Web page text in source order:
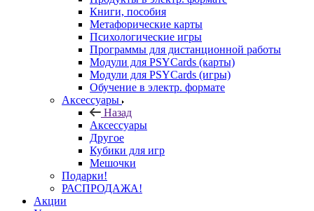
Книги, пособия
Метафорические карты
Психологические игры
Программы для дистанционной работы
Модули для PSYCards (карты)
Модули для PSYCards (игры)
Обучение в электр. формате
Аксессуары
Назад
Аксессуары
Другое
Кубики для игр
Мешочки
Подарки!
РАСПРОДАЖА!
Акции